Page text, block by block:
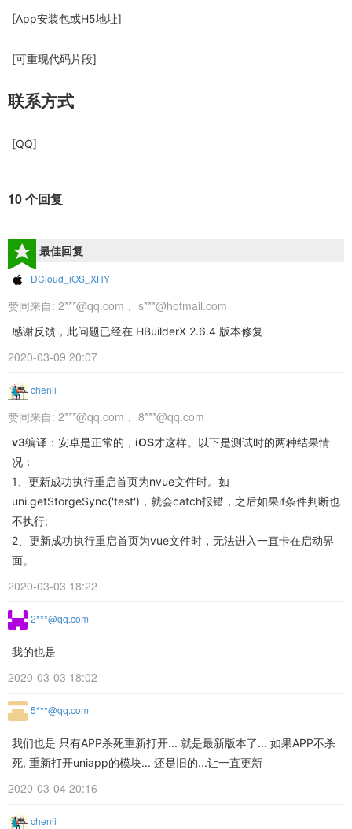
[App安装包或H5地址]
[可重现代码片段]
联系方式
[QQ]
10 个回复
最佳回复
DCloud_iOS_XHY
赞同来自: 2***@qq.com 、 s***@hotmail.com
感谢反馈，此问题已经在 HBuilderX 2.6.4 版本修复
2020-03-09 20:07
chenli
赞同来自: 2***@qq.com 、 8***@qq.com
v3编译：安卓是正常的， iOS才这样。以下是测试时的两种结果情
况：
1、更新成功执行重启首页为nvue文件时。如
uni.getStorgeSync('test')，就会catch报错，之后如果if条件判断也
不执行;
2、更新成功执行重启首页为vue文件时，无法进入一直卡在启动界
面。
2020-03-03 18:22
2***@qq.com
我的也是
2020-03-03 18:02
5***@qq.com
我们也是 只有APP杀死重新打开... 就是最新版本了... 如果APP不杀
死, 重新打开uniapp的模块... 还是旧的...让一直更新
2020-03-04 20:16
chenli